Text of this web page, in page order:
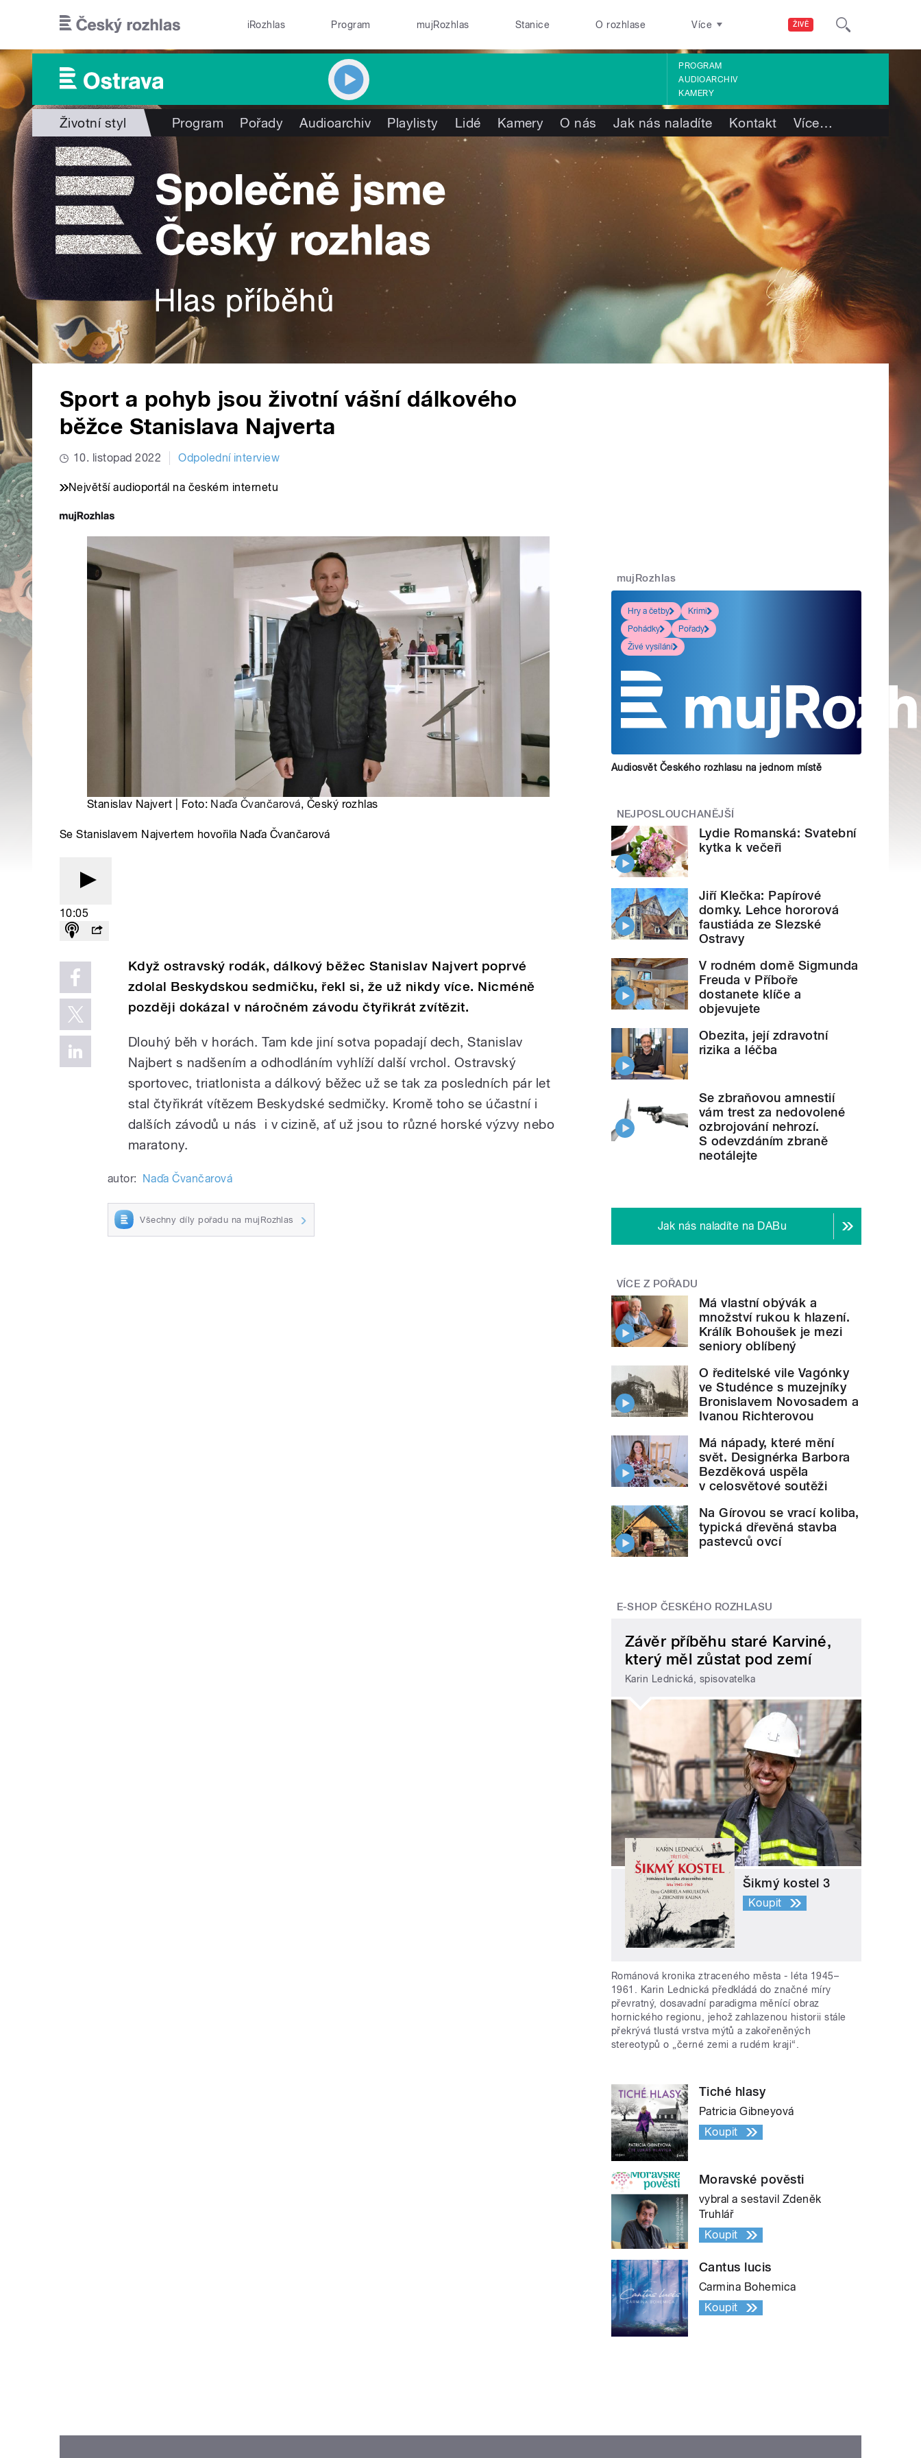
ŽIVĚ
iRozhlas Program mujRozhlas Stanice O rozhlase Více
PROGRAM
AUDIOARCHIV
KAMERY
Životní styl Program Pořady Audioarchiv Playlisty Lidé Kamery O nás Jak nás naladíte Kontakt Více…
Sport a pohyb jsou životní vášní dálkového
běžce Stanislava Najverta
10. listopad 2022 Odpolední interview
Největší audioportál na českém internetu
Stanislav Najvert | Foto: Naďa Čvančarová, Český rozhlas
Se Stanislavem Najvertem hovořila Naďa Čvančarová
10:05
Když ostravský rodák, dálkový běžec Stanislav Najvert poprvé
zdolal Beskydskou sedmičku, řekl si, že už nikdy více. Nicméně
později dokázal v náročném závodu čtyřikrát zvítězit.
Dlouhý běh v horách. Tam kde jiní sotva popadají dech, Stanislav
Najbert s nadšením a odhodláním vyhlíží další vrchol. Ostravský
sportovec, triatlonista a dálkový běžec už se tak za posledních pár let
stal čtyřikrát vítězem Beskydské sedmičky. Kromě toho se účastní i
dalších závodů u nás i v cizině, ať už jsou to různé horské výzvy nebo
maratony.
autor: Naďa Čvančarová
Všechny díly pořadu na mujRozhlas
mujRozhlas
Hry a četby
Krimi
Pohádky
Pořady
Živé vysílání
Audiosvět Českého rozhlasu na jednom místě
NEJPOSLOUCHANĚJŠÍ
Lydie Romanská: Svatební
kytka k večeři
Jiří Klečka: Papírové
domky. Lehce hororová
faustiáda ze Slezské
Ostravy
V rodném domě Sigmunda
Freuda v Příboře
dostanete klíče a
objevujete
Obezita, její zdravotní
rizika a léčba
Se zbraňovou amnestií
vám trest za nedovolené
ozbrojování nehrozí.
S odevzdáním zbraně
neotálejte
Jak nás naladíte na DABu
VÍCE Z POŘADU
Má vlastní obývák a
množství rukou k hlazení.
Králík Bohoušek je mezi
seniory oblíbený
O ředitelské vile Vagónky
ve Studénce s muzejníky
Bronislavem Novosadem a
Ivanou Richterovou
Má nápady, které mění
svět. Designérka Barbora
Bezděková uspěla
v celosvětové soutěži
Na Gírovou se vrací koliba,
typická dřevěná stavba
pastevců ovcí
E-SHOP ČESKÉHO ROZHLASU
Závěr příběhu staré Karviné,
který měl zůstat pod zemí
Karin Lednická, spisovatelka
Šikmý kostel 3
Koupit
Románová kronika ztraceného města - léta 1945–
1961. Karin Lednická předkládá do značné míry
převratný, dosavadní paradigma měnící obraz
hornického regionu, jehož zahlazenou historii stále
překrývá tlustá vrstva mýtů a zakořeněných
stereotypů o „černé zemi a rudém kraji“.
Tiché hlasy
Patricia Gibneyová
Koupit
Moravské pověsti
vybral a sestavil Zdeněk
Truhlář
Koupit
Cantus lucis
Carmina Bohemica
Koupit